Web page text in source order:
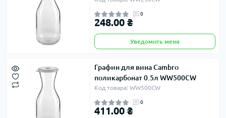
0
248.00 ₴
Уведомить меня
Графин для вина Cambro
поликарбонат 0.5л WW500CW
Код товара: WW500CW
0
411.00 ₴